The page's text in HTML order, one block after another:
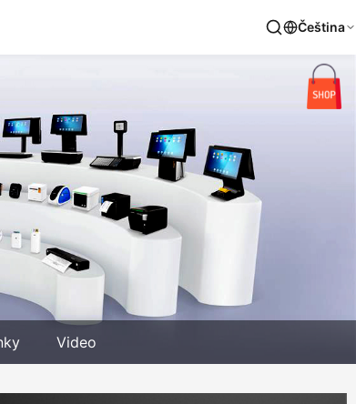
Čeština
Video